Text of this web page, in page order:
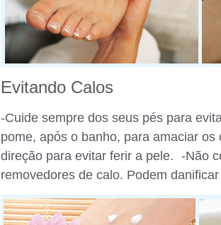
Evitando Calos
-Cuide sempre dos seus pés para
pome, após o banho, para amaciar
direção para evitar ferir a pele. -Não
removedores de calo. Podem